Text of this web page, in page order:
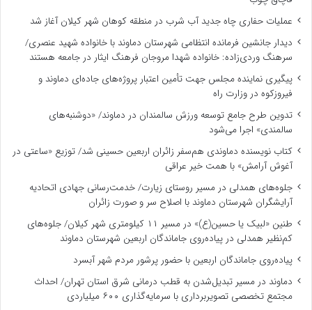
عملیات حفاری چاه جدید آب شرب در منطقه کوهان شهر کیلان آغاز شد
دیدار جانشین فرمانده انتظامی شهرستان دماوند با خانواده شهید عنصری/
سرهنگ وردی‌زاده: خانواده شهدا مروجان فرهنگ ایثار در جامعه هستند
پیگیری نماینده مجلس جهت تأمین اعتبار پروژه‌های جاده‌ای دماوند و
فیروزکوه در وزارت راه
تدوین طرح جامع توسعه ورزش سالمندان در دماوند/ «دوشنبه‌های
سالمندی» اجرا می‌شود
کتاب نویسنده دماوندی هم‌سفر زائران اربعین حسینی شد/ توزیع «ساعتی در
آغوش آرامش» با همت خیر عراقی
جلوه‌های همدلی در مسیر روستای زیارت/ خدمت‌رسانی جهادی اتحادیه
آرایشگران شهرستان دماوند با اصلاح سر و صورت زائران
طنین «لبیک یا حسین(ع)» در مسیر ۱۱ کیلومتری شهر کیلان/ جلوه‌های
کم‌نظیر همدلی در پیاده‌روی جاماندگان اربعین شهرستان دماوند
پیاده‌روی جاماندگان اربعین با حضور پرشور مردم شهر آبسرد
دماوند در مسیر تبدیل‌شدن به قطب درمانی شرق استان تهران/ احداث
مجتمع تخصصی تصویربرداری با سرمایه‌گذاری ۶۰۰ میلیاردی